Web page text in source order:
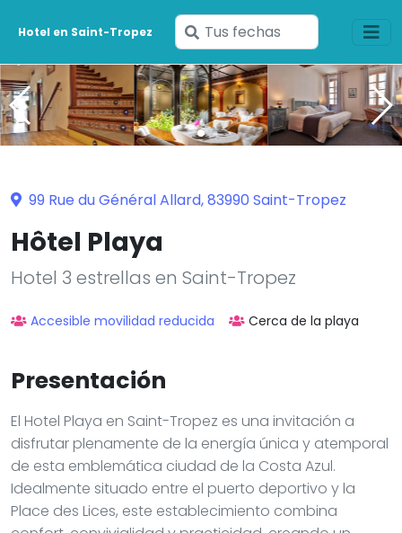
Hotel en Saint-Tropez
Ingresa
tus
fechas
99 Rue du Général Allard, 83990 Saint-Tropez
Hôtel Playa
Hotel 3 estrellas en Saint-Tropez
Accesible movilidad reducida Cerca de la playa
Presentación
El Hotel Playa en Saint-Tropez es una invitación a
disfrutar plenamente de la energía única y atemporal
de esta emblemática ciudad de la Costa Azul.
Idealmente situado entre el puerto deportivo y la
Place des Lices, este establecimiento combina